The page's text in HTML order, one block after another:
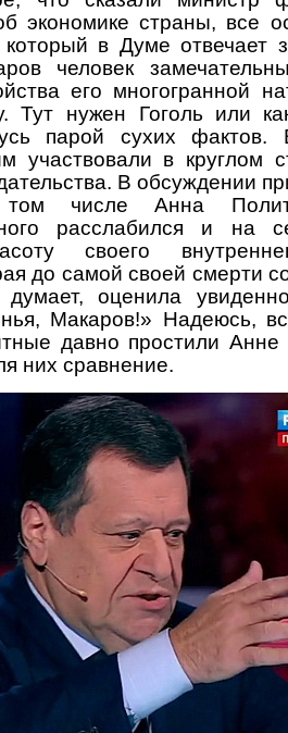
экономике страны, все
который в Думе отвечает
человек
его многогранной
Тут нужен Гоголь или
парой сухих
участвовали в круглом
В обсуждении
числе Анна
расслабился и на
своего
до самой своей смерти
оценила
Макаров!» Надеюсь,
давно простили Анне
них сравнение.